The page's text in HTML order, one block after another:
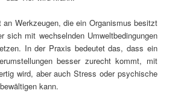
Werkzeugen, die ein Organismus besitzt
sich mit wechselnden Umweltbedingungen
In der Praxis bedeutet das, dass ein
besser zurecht kommt, mit
wird, aber auch Stress oder psychische
kann.